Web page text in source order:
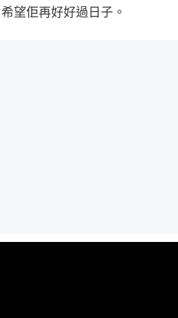
望佢再好好過日子。